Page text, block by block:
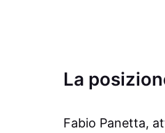
La
Fabio Panetta,